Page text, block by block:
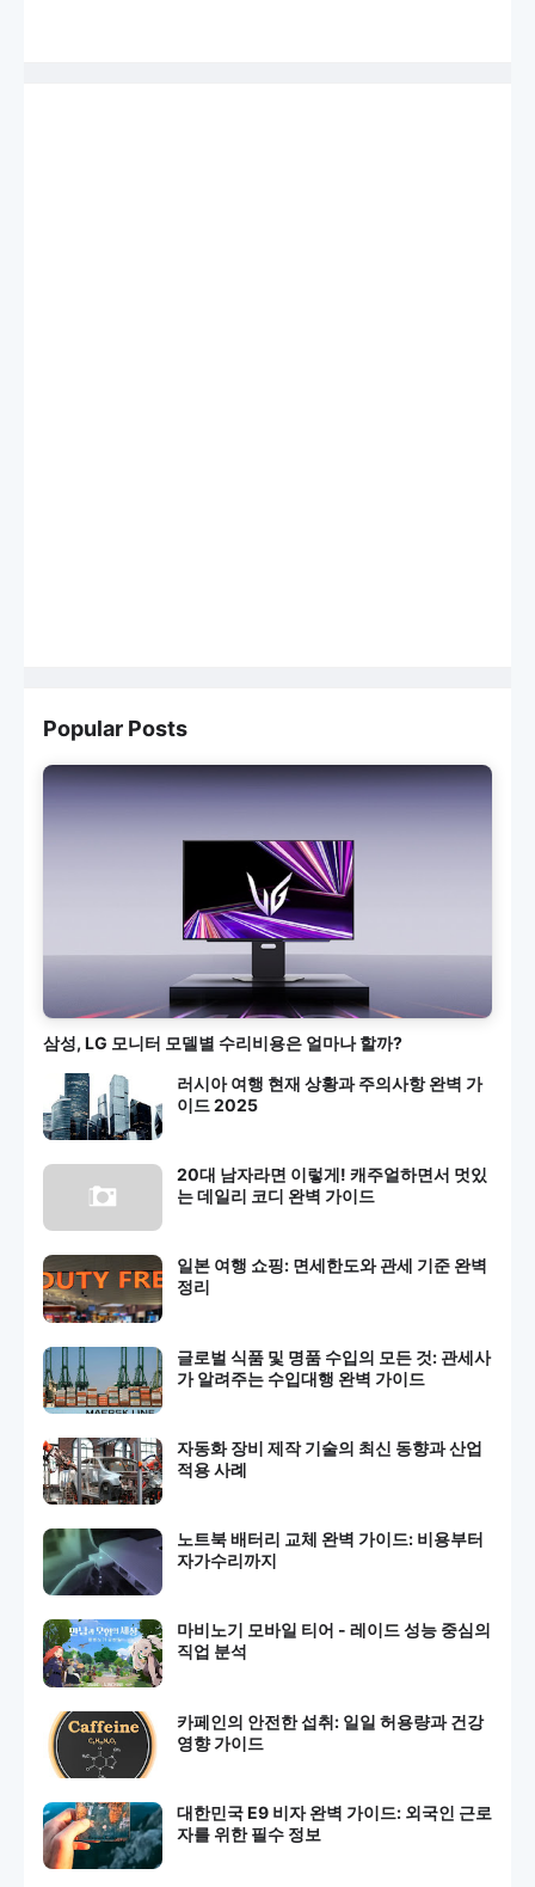
Popular Posts
삼성, LG 모니터 모델별 수리비용은 얼마나 할까?
러시아 여행 현재 상황과 주의사항 완벽 가
이드 2025
20대 남자라면 이렇게! 캐주얼하면서 멋있
는 데일리 코디 완벽 가이드
일본 여행 쇼핑: 면세한도와 관세 기준 완벽
정리
글로벌 식품 및 명품 수입의 모든 것: 관세사
가 알려주는 수입대행 완벽 가이드
자동화 장비 제작 기술의 최신 동향과 산업
적용 사례
노트북 배터리 교체 완벽 가이드: 비용부터
자가수리까지
마비노기 모바일 티어 - 레이드 성능 중심의
직업 분석
카페인의 안전한 섭취: 일일 허용량과 건강
영향 가이드
대한민국 E9 비자 완벽 가이드: 외국인 근로
자를 위한 필수 정보